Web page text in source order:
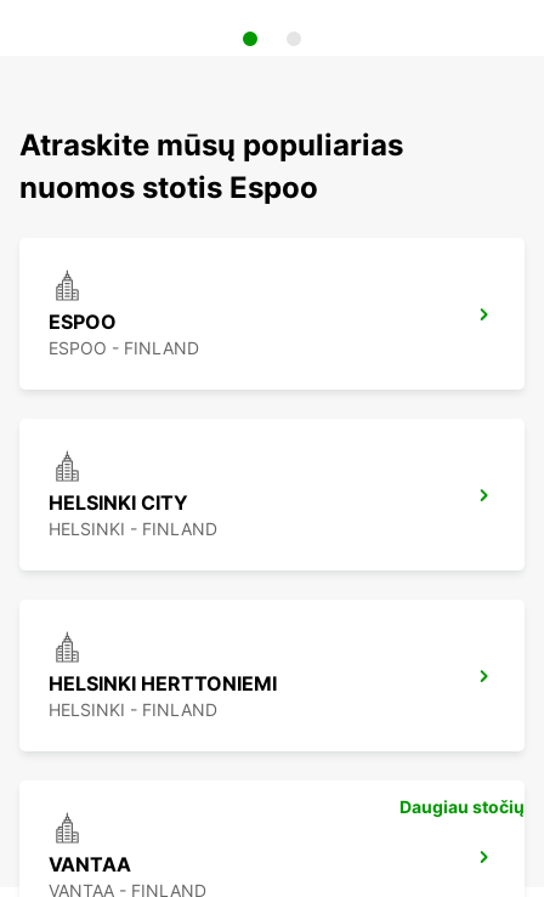
Atraskite mūsų populiarias
nuomos stotis Espoo
ESPOO
ESPOO - FINLAND
HELSINKI CITY
HELSINKI - FINLAND
HELSINKI HERTTONIEMI
HELSINKI - FINLAND
VANTAA
VANTAA - FINLAND
Daugiau stočių